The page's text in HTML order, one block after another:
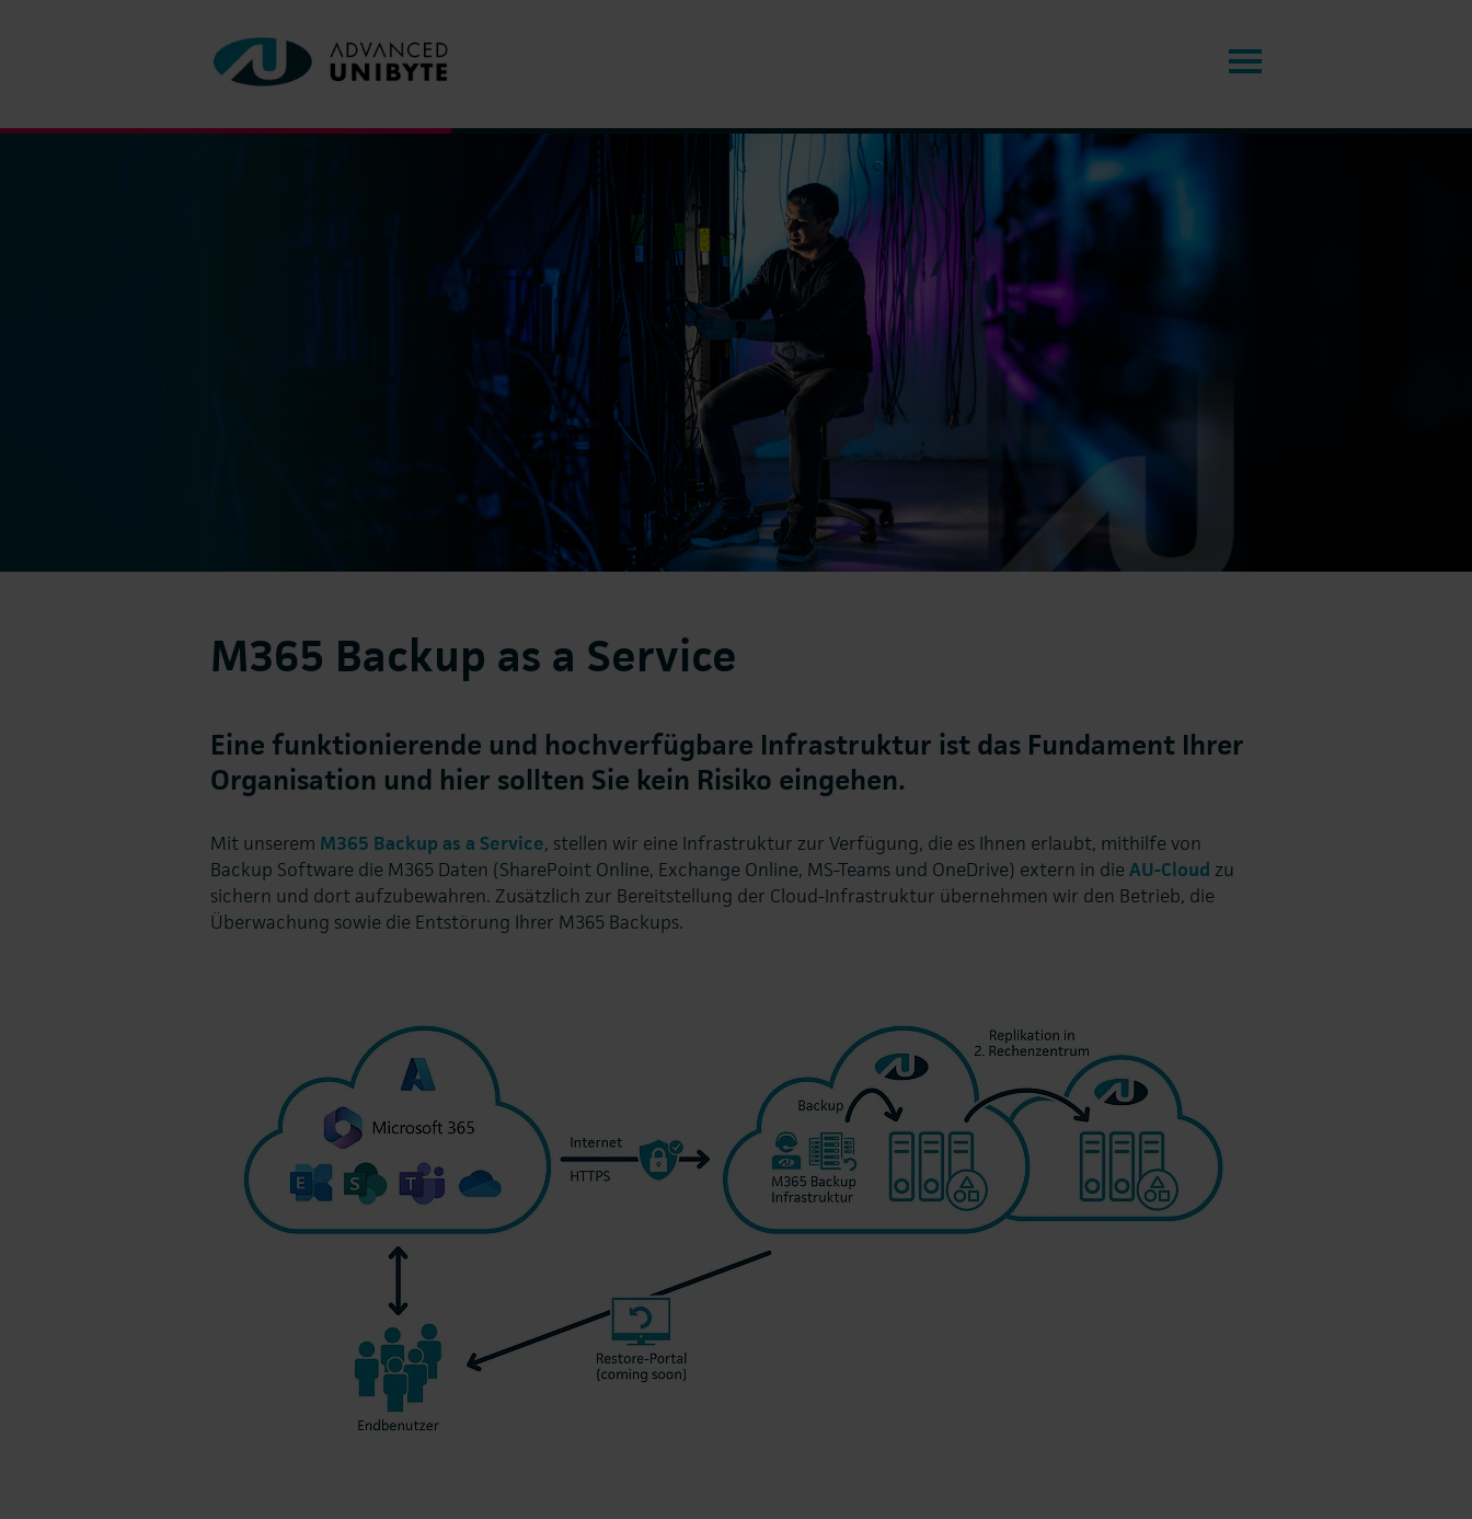
M365 Backup as a Service
Eine funktionierende und hochverfügbare Infrastruktur ist das Fundament Ihrer
Organisation und hier sollten Sie kein Risiko eingehen.
Mit unserem M365 Backup as a Service, stellen wir eine Infrastruktur zur Verfügung, die es Ihnen erlaubt, mithilfe von
Backup Software die M365 Daten (SharePoint Online, Exchange Online, MS-Teams und OneDrive) extern in die AU-Cloud zu
sichern und dort aufzubewahren. Zusätzlich zur Bereitstellung der Cloud-Infrastruktur übernehmen wir den Betrieb, die
Überwachung sowie die Entstörung Ihrer M365 Backups.